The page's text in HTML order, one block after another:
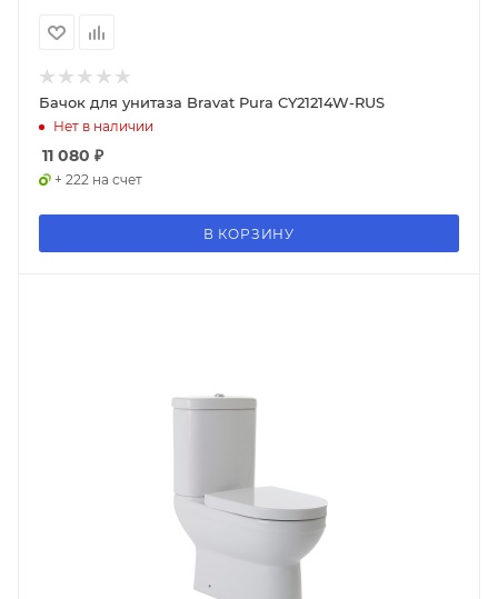
Бачок для унитаза Bravat Pura CY21214W-RUS
Нет в наличии
11 080 ₽
+ 222 на счет
В КОРЗИНУ